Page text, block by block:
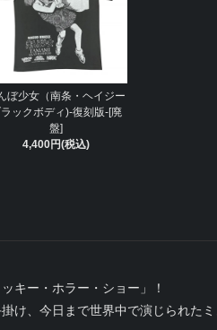
ぼ少女（南条・ヘイジー
ックボディ)-復刻版-[廃
盤]
4,400円(税込)
キー・ホラー・ショー」！
け、今日まで世界中で演じられたミ